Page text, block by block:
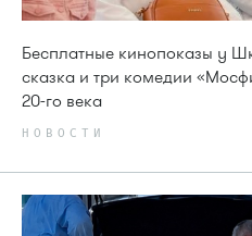
Бесплатные кинопоказы у
сказка и три комедии
20-го века
НОВОСТИ